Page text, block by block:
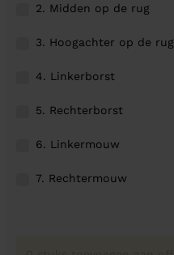
2. Midden op de rug
3. Hoogachter op de rug
4. Linkerborst
5. Rechterborst
6. Linkermouw
7. Rechtermouw